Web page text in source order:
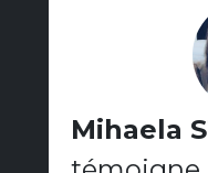
Mihaela